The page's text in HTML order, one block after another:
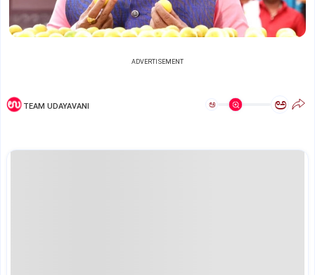
ADVERTISEMENT
TEAM UDAYAVANI ಅ ಅ